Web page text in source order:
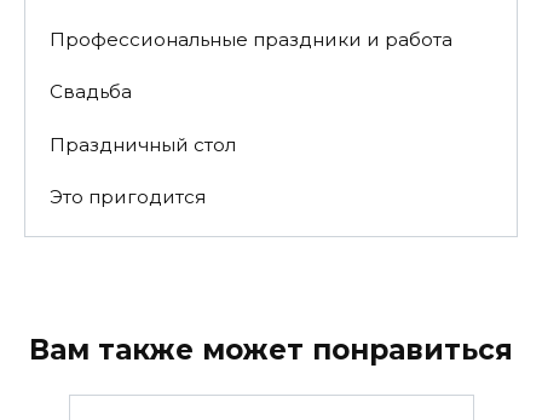
Профессиональные праздники и работа
Свадьба
Праздничный стол
Это пригодится
Вам также может понравиться